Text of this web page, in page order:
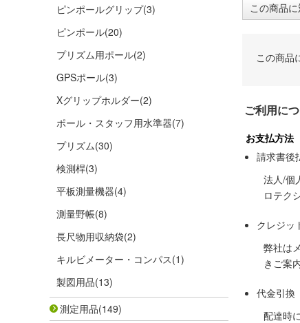
ピンポールグリップ(3)
ピンポール(20)
プリズム用ポール(2)
GPSポール(3)
Xグリップホルダー(2)
ポール・スタッフ用水準器(7)
プリズム(30)
検測桿(3)
平板測量機器(4)
測量野帳(8)
長尺物用収納袋(2)
キルビメーター・コンパス(1)
製図用品(13)
測定用品(149)
この商品
この商品
ご利用に
お支払方法
請求書後
法人/個
ロテク
クレジッ
弊社は
きご案
代金引換
配達時